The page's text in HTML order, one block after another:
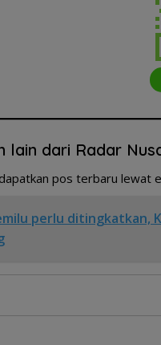
lain dari Radar
pos terbaru lewat
perlu ditingkatkan,